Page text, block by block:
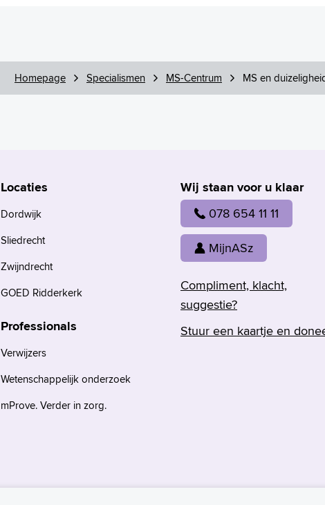
Homepage Specialismen MS-Centrum MS en
Wij staan voor u klaar
078 654 11 11
MijnASz
Compliment, klacht,
suggestie?
Stuur een kaartje en
Locaties
Dordwijk
Sliedrecht
Zwijndrecht
GOED Ridderkerk
Professionals
Verwijzers
Wetenschappelijk onderzoek
mProve. Verder in zorg.